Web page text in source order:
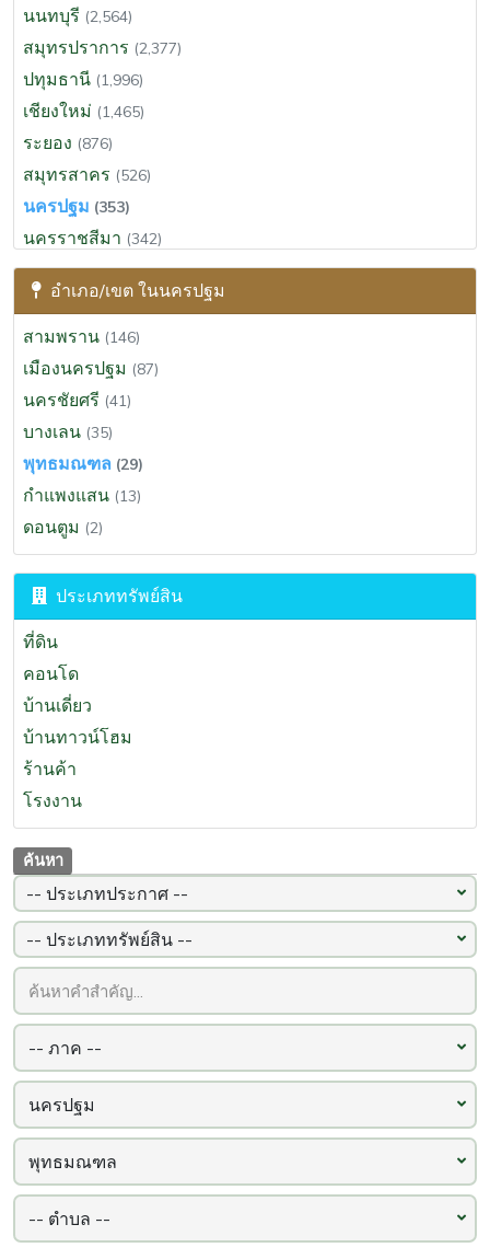
นนทบุรี (2,564)
สมุทรปราการ (2,377)
ปทุมธานี (1,996)
เชียงใหม่ (1,465)
ระยอง (876)
สมุทรสาคร (526)
นครปฐม (353)
นครราชสีมา (342)
ฉะเชิงเทรา(310)
สุราษฎร์ธานี(295)
ขอนแก่น(285)
ประจวบคีรีขันธ์(270)
นครนายก (264)
สระบุรี(198)
พระนครศรีอยุธยา
เพชรบุรี(164)
นครศรีธรรมราช
สงขลา(123)
เชียงราย (96)
นครสวรรค์(92)
ลำพูน
ภูเก็ต(92)
ปราจีนบุรี
อำเภอ/เขต ในนครปฐม
สามพราน (146)
เมืองนครปฐม (87)
นครชัยศรี (41)
บางเลน (35)
พุทธมณฑล (29)
กำแพงแสน (13)
ดอนตูม (2)
ประเภททรัพย์สิน
ที่ดิน
คอนโด
บ้านเดี่ยว
บ้านทาวน์โฮม
ร้านค้า
โรงงาน
ค้นหา